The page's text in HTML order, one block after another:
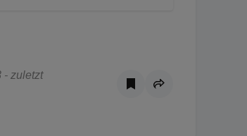
- zuletzt